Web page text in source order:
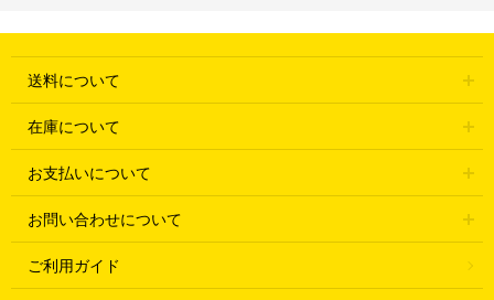
送料について
在庫について
お支払いについて
お問い合わせについて
ご利用ガイド